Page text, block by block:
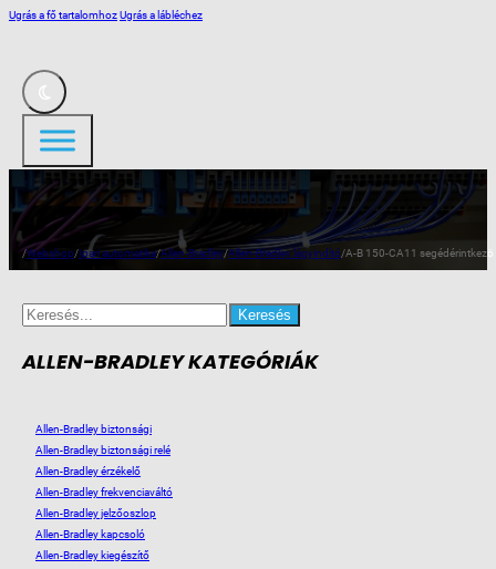
Ugrás a fő tartalomhozUgrás a lábléchez
/Webshop/Ipari automatika/Allen-Bradley/Allen-Bradley lágyindító/A-B 150-CA11 segédérintkezö
Search
for:
ALLEN-BRADLEY KATEGÓRIÁK
Allen-Bradley biztonsági
Allen-Bradley biztonsági relé
Allen-Bradley érzékelő
Allen-Bradley frekvenciaváltó
Allen-Bradley jelzőoszlop
Allen-Bradley kapcsoló
Allen-Bradley kiegészítő